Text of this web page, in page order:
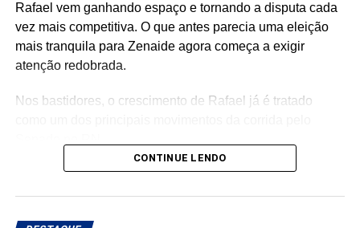
Rafael vem ganhando espaço e tornando a disputa cada
vez mais competitiva. O que antes parecia uma eleição
mais tranquila para Zenaide agora começa a exigir
atenção redobrada.
Nos bastidores, o crescimento de Rafael já é tratado
CONTINUE LENDO